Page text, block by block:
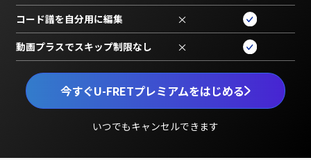
今すぐU-FRETプレミアムをはじめる
いつでもキャンセルできます
コード譜を自分用に編集 ×
動画プラスでスキップ制限なし ×